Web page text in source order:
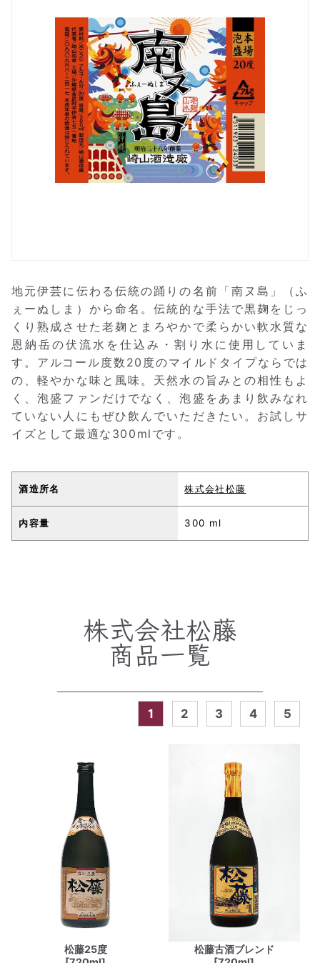
地元伊芸に伝わる伝統の踊りの名前「南ヌ島」（ふ
ぇーぬしま）から命名。伝統的な手法で黒麹をじっ
くり熟成させた老麹とまろやかで柔らかい軟水質な
恩納岳の伏流水を仕込み・割り水に使用していま
す。アルコール度数20度のマイルドタイプならでは
の、軽やかな味と風味。天然水の旨みとの相性もよ
く、泡盛ファンだけでなく、泡盛をあまり飲みなれ
ていない人にもぜひ飲んでいただきたい。お試しサ
イズとして最適な300mlです。
酒造所名 株式会社松藤
内容量 300 ml
株式会社松藤
商品一覧
1 2 3 4 5
松藤25度
松藤古酒ブレンド